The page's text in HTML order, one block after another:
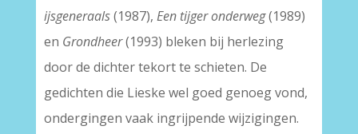
ijsgeneraals(1987), Een tijger onderweg(1989)
en Grondheer(1993) bleken bij herlezing
door de dichter tekort te schieten. De
gedichten die Lieske wel goed genoeg vond,
ondergingen vaak ingrijpende wijzigingen.